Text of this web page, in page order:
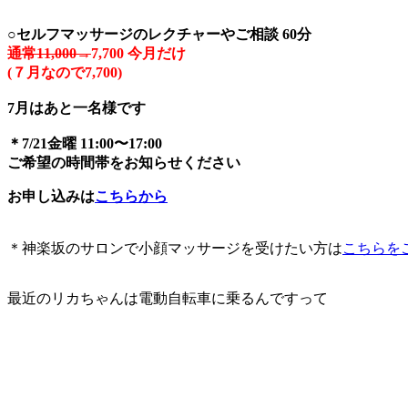
○セルフマッサージのレクチャーやご相談 60分
通常11,000→7,700 今月だけ
(７月なので7,700)
7月はあと一名様です
＊7/21金曜 11:00〜17:00
ご希望の時間帯をお知らせください
お申し込みはこちらから
＊神楽坂のサロンで小顔マッサージを受けたい方はこちらを
最近のリカちゃんは電動自転車に乗るんですって